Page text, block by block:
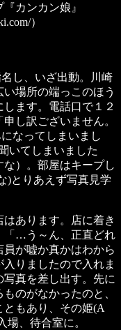
カンカン娘』
）
し、いざ出動。川崎
場所の端っこのほう
ます。電話口で１２
し訳ございません。
なってしまいまし
いてしまいました
な）。部屋はキープし
)とりあえず写真見学
あります。店に着き
「…う～ん、正直どれ
が嘘か真かはわから
りましたので入れま
真を差し出す。先に
のがなかったのと、
もあり、その姫(A
場、待合室に。